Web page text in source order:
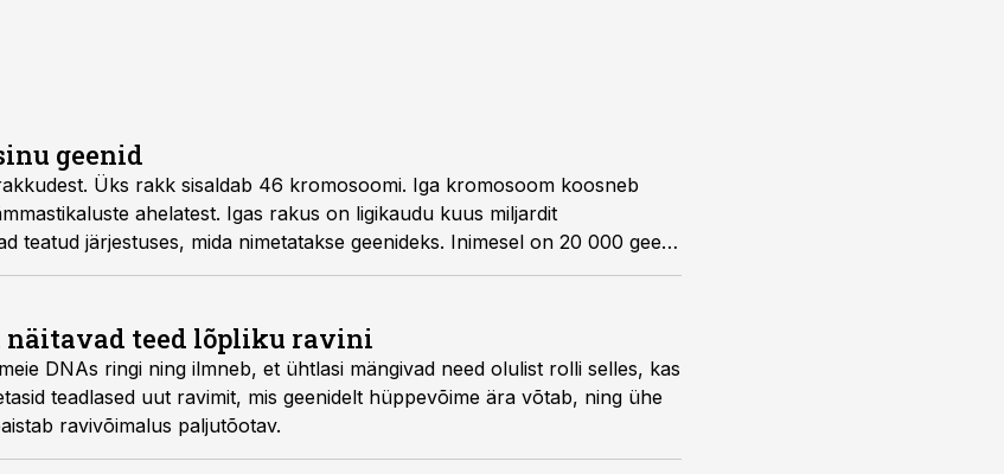
geenid
Üks rakk sisaldab 46 kromosoomi. Iga kromosoom koosneb
ahelatest. Igas rakus on ligikaudu kuus miljardit
teatud järjestuses, mida nimetatakse geenideks. Inimesel on 20 000 geeni.
tehes pimeduses, kuna viirusega ühendatud terved geenid
Nüüd on teadlased dresseerinud bakterid leidma suure hulga DNA
võib pikemas perspektiivis välja juurida kõik pärilikud haigused.
näitavad teed lõpliku ravini
DNAs ringi ning ilmneb, et ühtlasi mängivad need olulist rolli selles, kas
teadlased uut ravimit, mis geenidelt hüppe­võime ära võtab, ning ühe
ravivõimalus paljutõotav.